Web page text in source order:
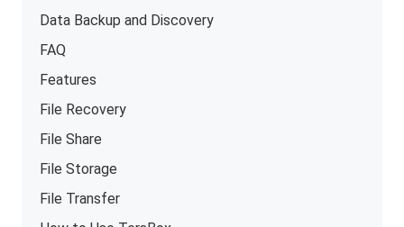
Data Backup and Discovery
FAQ
Features
File Recovery
File Share
File Storage
File Transfer